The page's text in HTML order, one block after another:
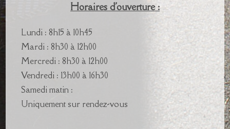
Horaires d'ouverture :
Lundi : 8h15 à 10h45
Mardi : 8h30 à 12h00
Mercredi : 8h30 à 12h00
Vendredi : 13h00 à 16h30
Samedi matin :
Uniquement sur rendez-vous